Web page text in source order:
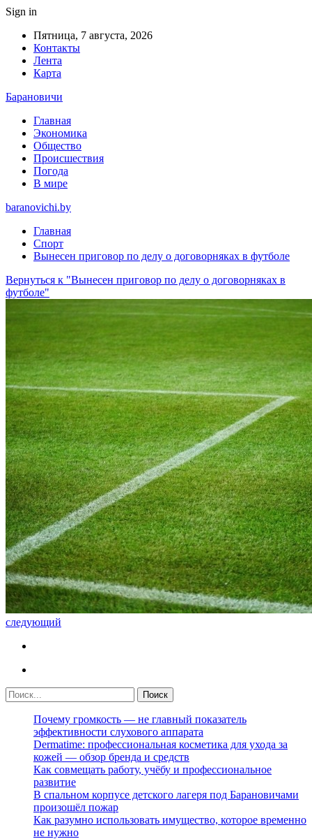
Sign in
Пятница, 7 августа, 2026
Контакты
Лента
Карта
Барановичи
Главная
Экономика
Общество
Происшествия
Погода
В мире
baranovichi.by
Главная
Спорт
Вынесен приговор по делу о договорняках в футболе
Вернуться к "Вынесен приговор по делу о договорняках в
футболе"
следующий
Почему громкость — не главный показатель
эффективности слухового аппарата
Dermatime: профессиональная косметика для ухода за
кожей — обзор бренда и средств
Как совмещать работу, учёбу и профессиональное
развитие
В спальном корпусе детского лагеря под Барановичами
произошёл пожар
Как разумно использовать имущество, которое временно
не нужно